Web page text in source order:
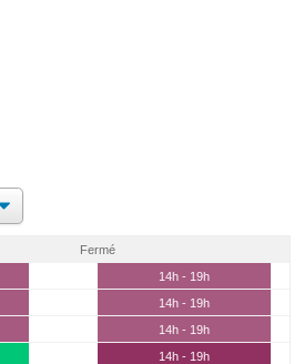
Fermé
14h - 19h
14h - 19h
14h - 19h
14h - 19h